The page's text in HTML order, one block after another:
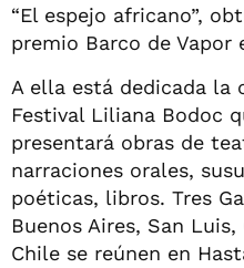
“El espejo africano”,
premio Barco de Vapor
A ella está dedicada la
Festival Liliana Bodoc
presentará obras de
narraciones orales,
poéticas, libros. Tres
Buenos Aires, San
Chile se reúnen en